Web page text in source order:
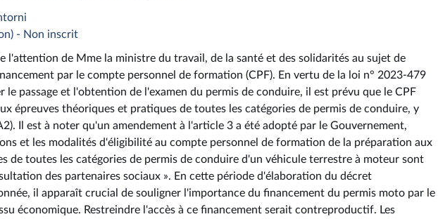
- Non inscrit
l'attention de Mme la ministre du travail, de la santé et des solidarités au sujet de
par le compte personnel de formation (CPF). En vertu de la loi n° 2023-479
passage et l'obtention de l'examen du permis de conduire, il est prévu que le CPF
épreuves théoriques et pratiques de toutes les catégories de permis de conduire, y
Il est à noter qu'un amendement à l'article 3 a été adopté par le Gouvernement,
et les modalités d'éligibilité au compte personnel de formation de la préparation aux
de toutes les catégories de permis de conduire d'un véhicule terrestre à moteur sont
des partenaires sociaux ». En cette période d'élaboration du décret
il apparaît crucial de souligner l'importance du financement du permis moto par le
économique. Restreindre l'accès à ce financement serait contreproductif. Les